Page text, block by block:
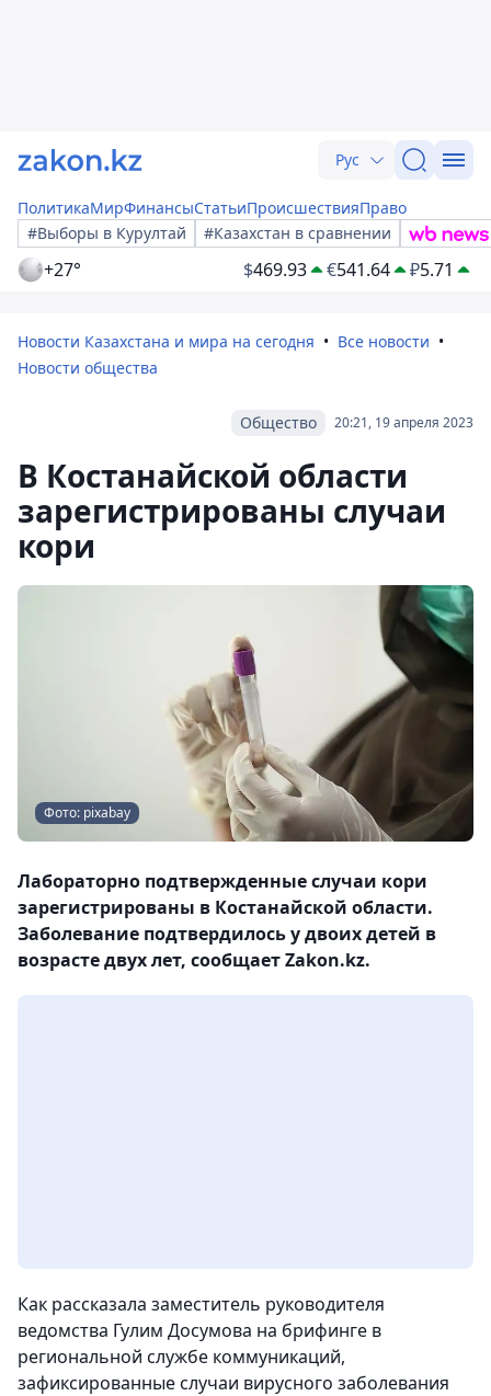
Рус
ПолитикаМирФинансыСтатьиПроисшествияПраво
#Выборы в Курултай
#Казахстан в сравнении
+27° $469.93 €541.64 ₽5.71
Новости Казахстана и мира на сегодня
Все новости
Новости общества
20:21, 19 апреля 2023
Общество
В Костанайской области
зарегистрированы случаи
кори
Фото: pixabay
Лабораторно подтвержденные случаи кори
зарегистрированы в Костанайской области.
Заболевание подтвердилось у двоих детей в
возрасте двух лет, сообщает Zakon.kz.
Как рассказала заместитель руководителя
ведомства Гулим Досумова на брифинге в
региональной службе коммуникаций,
зафиксированные случаи вирусного заболевания